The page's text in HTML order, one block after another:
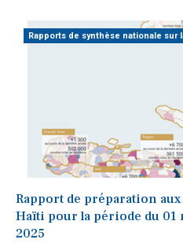
Rapport de préparation
Haïti pour la période du 01
2025
Rapports de synthèse nationale sur